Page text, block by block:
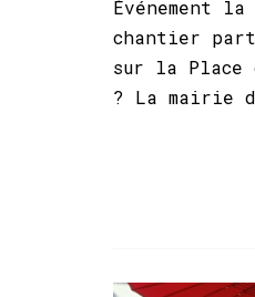
Événement
chantier
sur la Place
? La mairie